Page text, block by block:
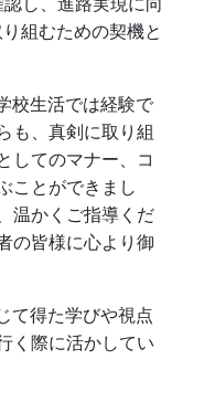
し、進路実現に向
組むための契機と
校生活では経験で
も、真剣に取り組
してのマナー、コ
ことができまし
温かくご指導くだ
の皆様に心より御
て得た学びや視点
く際に活かしてい